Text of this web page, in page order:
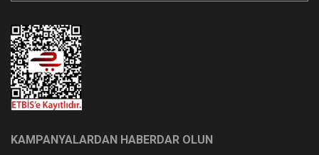
KAMPANYALARDAN HABERDAR OLUN